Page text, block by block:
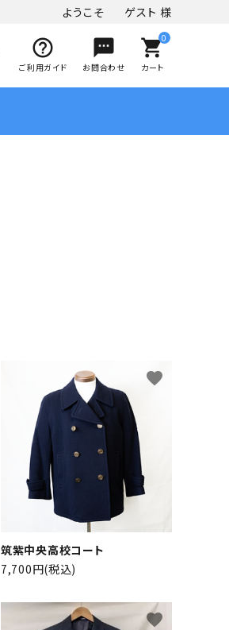
ようこそ ゲスト 様
help_outline
ご利用ガイド
sms
お問合わせ
0
shopping_cart
カート
筑紫中央高校コート
7,700円(税込)
favorite
favorite